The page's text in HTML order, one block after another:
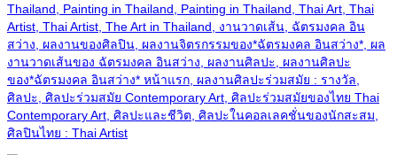
Thailand, Painting in Thailand, Painting in Thailand, Thai Art, Thai
Artist, Thai Artist, The Art in Thailand, งานวาดเส้น, ฉัตรมงคล อิน
สว่าง, ผลงานของศิลปิน, ผลงานจิตรกรรมของ*ฉัตรมงคล อินสว่าง*, ผล
งานวาดเส้นของ ฉัตรมงคล อินสว่าง, ผลงานศิลปะ, ผลงานศิลปะ
ของ*ฉัตรมงคล อินสว่าง* หน้าแรก, ผลงานศิลปะร่วมสมัย : รางวัล,
ศิลปะ, ศิลปะร่วมสมัย Contemporary Art, ศิลปะร่วมสมัยของไทย Thai
Contemporary Art, ศิลปะและชีวิต, ศิลปะในคอลเลคชั่นของนักสะสม,
ศิลปินไทย : Thai Artist